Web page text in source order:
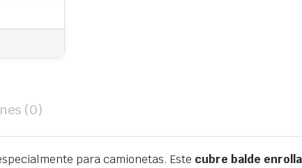
(0)
para camionetas. Este cubre balde